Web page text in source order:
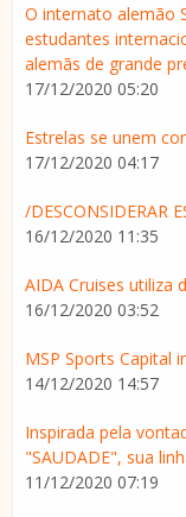
O internato alemão
estudantes
alemãs de grande
17/12/2020 05:20
Estrelas se unem
17/12/2020 04:17
/DESCONSIDERAR
16/12/2020 11:35
AIDA Cruises utiliza
16/12/2020 03:52
MSP Sports Capital
14/12/2020 14:57
Inspirada pela
"SAUDADE", sua
11/12/2020 07:19